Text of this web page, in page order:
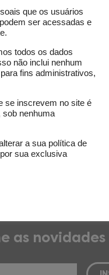
as
que os usuários
ser acessadas e
todos os dados
não inclui nenhum
fins administrativos,
se inscrevem no site é
sob nenhuma
a sua política de
sua exclusiva